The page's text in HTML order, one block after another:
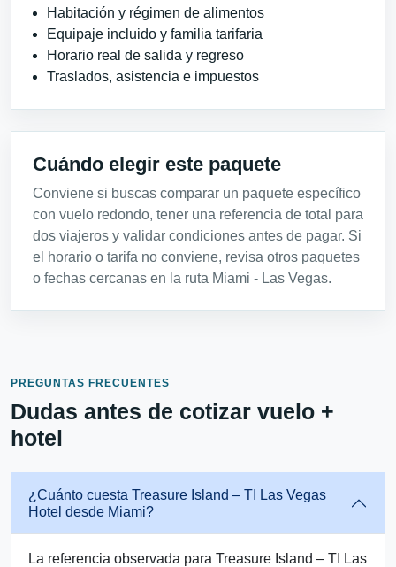
Habitación y régimen de alimentos
Equipaje incluido y familia tarifaria
Horario real de salida y regreso
Traslados, asistencia e impuestos
Cuándo elegir este paquete
Conviene si buscas comparar un paquete específico
con vuelo redondo, tener una referencia de total para
dos viajeros y validar condiciones antes de pagar. Si
el horario o tarifa no conviene, revisa otros paquetes
o fechas cercanas en la ruta Miami - Las Vegas.
PREGUNTAS FRECUENTES
Dudas antes de cotizar vuelo +
hotel
¿Cuánto cuesta Treasure Island – TI Las Vegas
Hotel desde Miami?
La referencia observada para Treasure Island – TI Las